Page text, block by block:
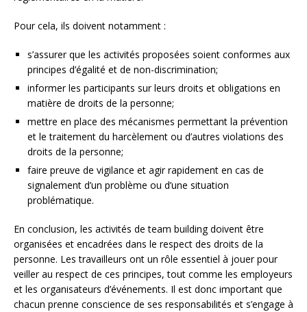
Pour cela, ils doivent notamment :
s’assurer que les activités proposées soient conformes aux
principes d’égalité et de non-discrimination;
informer les participants sur leurs droits et obligations en
matière de droits de la personne;
mettre en place des mécanismes permettant la prévention
et le traitement du harcèlement ou d’autres violations des
droits de la personne;
faire preuve de vigilance et agir rapidement en cas de
signalement d’un problème ou d’une situation
problématique.
En conclusion, les activités de team building doivent être
organisées et encadrées dans le respect des droits de la
personne. Les travailleurs ont un rôle essentiel à jouer pour
veiller au respect de ces principes, tout comme les employeurs
et les organisateurs d’événements. Il est donc important que
chacun prenne conscience de ses responsabilités et s’engage à